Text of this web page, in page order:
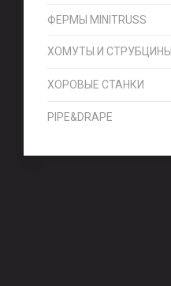
ФЕРМЫ MINITRUSS
ХОМУТЫ И СТРУБЦИНЫ
ХОРОВЫЕ СТАНКИ
PIPE&DRAPE